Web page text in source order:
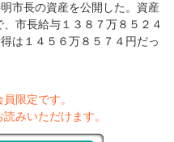
市長の資産を公開した。資産
市長給与１３８７万８５２４
は１４５６万８５７４円だっ
限定です。
みいただけます。